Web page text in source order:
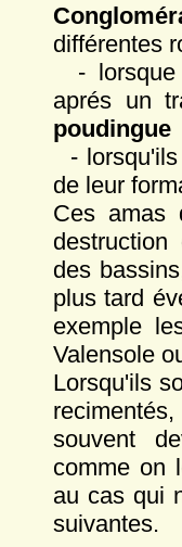
différentes
- lorsque
aprés un
poudingue
-
de leur
Ces amas
des
plus tard
exemple
Valensole
Lorsqu'ils
souvent
comme on
au cas qui
suivantes.